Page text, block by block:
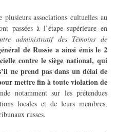
associations cultuelles au
passées à l’étape supérieure en
administratif des Témoins de
de Russie a ainsi émis le 2
contre le siège national, qui
ne prend pas dans un délai de
mettre fin à toute violation de
notamment sur les prétendues
locales et de leurs membres,
russes.